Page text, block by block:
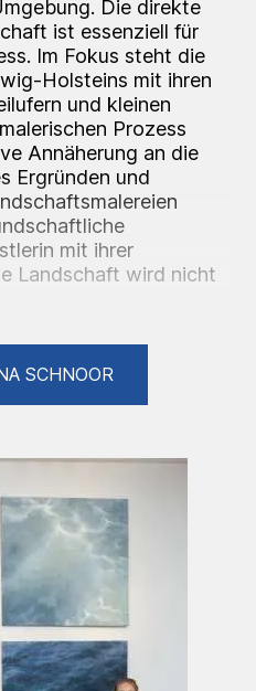
Die direkte
ist essenziell für
Im Fokus steht die
Holsteins mit ihren
und kleinen
Prozess
Annäherung an die
Ergründen und
mit ihrer
Landschaft wird nicht
zentrale Rolle. Die
heraus und
Atelier an der Mu, Kiel
dem Meer,Freya-
SCHNOOR